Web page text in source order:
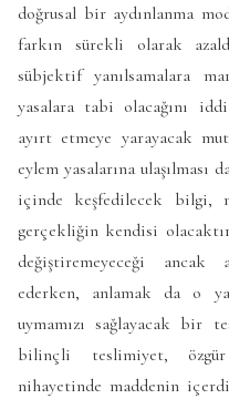
doğrusal bir aydınlanma
farkın sürekli olarak
sübjektif yanılsamalara
yasalara tabi olacağını
ayırt etmeye yarayacak
eylem yasalarına ulaşılması
içinde keşfedilecek bilgi,
gerçekliğin kendisi
değiştiremeyeceği ancak
ederken, anlamak da o
uymamızı sağlayacak bir
bilinçli teslimiyet, özgür
nihayetinde maddenin